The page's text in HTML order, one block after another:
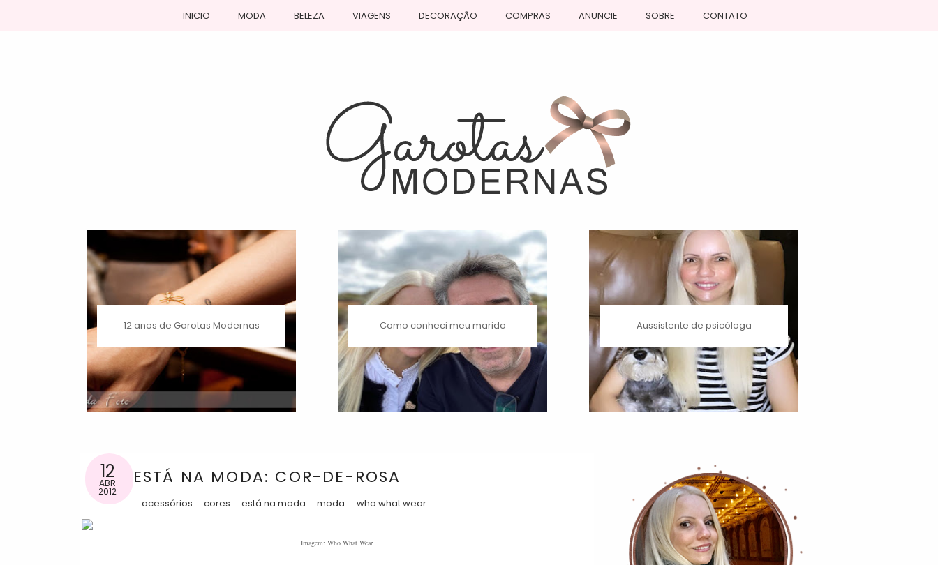
INICIO MODA BELEZA VIAGENS DECORAÇÃO COMPRAS ANUNCIE SOBRE CONTATO
12 anos de Garotas Modernas Como conheci meu marido Aussistente de psicóloga
12
ABR
2012
ESTÁ NA MODA: COR-DE-ROSA
acessórios cores está na moda moda who what wear
Imagem: Who What Wear